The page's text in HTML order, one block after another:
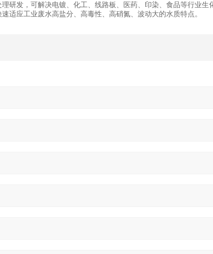
研发，可解决电镀、化工、线路板、医药、印染、食品等行业生
适应工业废水高盐分、高毒性、高硝氮、波动大的水质特点。